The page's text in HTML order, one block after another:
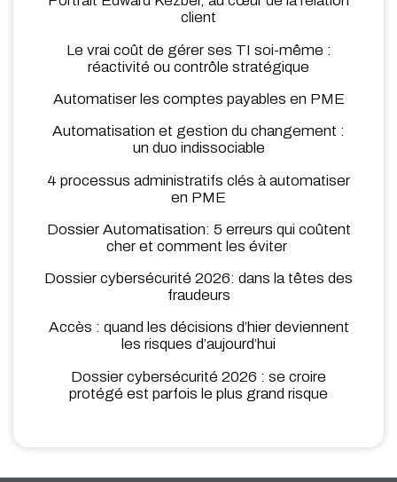
client
Le vrai coût de gérer ses TI soi-même :
réactivité ou contrôle stratégique
Automatiser les comptes payables en PME
Automatisation et gestion du changement :
un duo indissociable
4 processus administratifs clés à automatiser
en PME
Dossier Automatisation: 5 erreurs qui coûtent
cher et comment les éviter
Dossier cybersécurité 2026: dans la têtes des
fraudeurs
Accès : quand les décisions d’hier deviennent
les risques d’aujourd’hui
Dossier cybersécurité 2026 : se croire
protégé est parfois le plus grand risque